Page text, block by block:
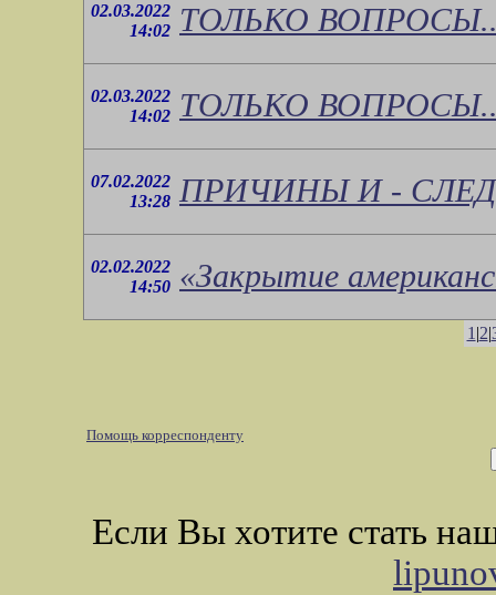
02.03.2022
14:02 ТОЛЬКО
02.03.2022
14:02 ТОЛЬКО
07.02.2022
13:28 ПРИЧИНЫ И -
02.02.2022
14:50 «Закрытие
1 |2|
Помощь корреспонденту
Если Вы хотите стать